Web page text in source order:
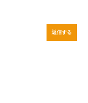
返信する